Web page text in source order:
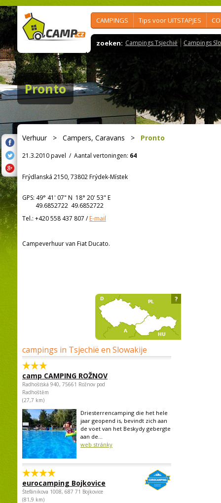
CAMPINGS Tips voor UITSTAPJES
zoeken: Campings Tsjechië Campings
Pronto
Verhuur> Campers, Caravans > Pronto
21.3.2010 pavel / Aantal vertoningen: 64
Frýdlanská 2150, 73802 Frýdek-Místek
GPS: 49° 41' 07" N 18° 20' 53" E
49.6852722 49.6852722
Tel.: +420 558 437 807 /E-mail
Campeverhuur van Fiat Ducato.
campings in Tsjechië en Slowakije
camp CAMPING ROŽNOV
Radhošťská 940, 75661 Rožnov pod
Radhoštěm
(27,7 km)
Driesterrencamping die het hele
jaar geopend is, bevindt zich aan
de voet van het Beskydy gebergte
aan de...
web stránky
eurocamping Bojkovice
Štefánikova 1008, 687 71 Bojkovice
(81,9 km)
?